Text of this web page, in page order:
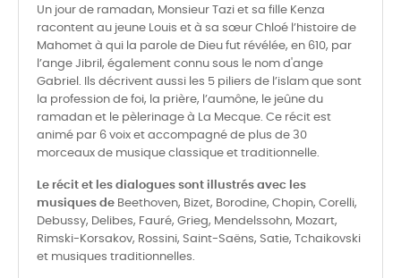
Un jour de ramadan, Monsieur Tazi et sa fille Kenza
racontent au jeune Louis et à sa sœur Chloé l’histoire de
Mahomet à qui la parole de Dieu fut révélée, en 610, par
l’ange Jibril, également connu sous le nom d'ange
Gabriel. Ils décrivent aussi les 5 piliers de l’islam que sont
la profession de foi, la prière, l’aumône, le jeûne du
ramadan et le pèlerinage à La Mecque. Ce récit est
animé par 6 voix et accompagné de plus de 30
morceaux de musique classique et traditionnelle.
Le récit et les dialogues sont illustrés avec les
musiques de Beethoven, Bizet, Borodine, Chopin, Corelli,
Debussy, Delibes, Fauré, Grieg, Mendelssohn, Mozart,
Rimski-Korsakov, Rossini, Saint-Saëns, Satie, Tchaikovski
et musiques traditionnelles.